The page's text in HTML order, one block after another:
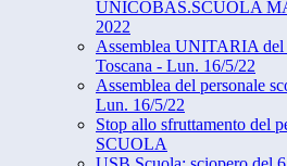
UNICOBAS.SCUOLA
2022
Assemblea UNITARIA del
Toscana - Lun. 16/5/22
Assemblea del personale
Lun. 16/5/22
Stop allo sfruttamento del
SCUOLA